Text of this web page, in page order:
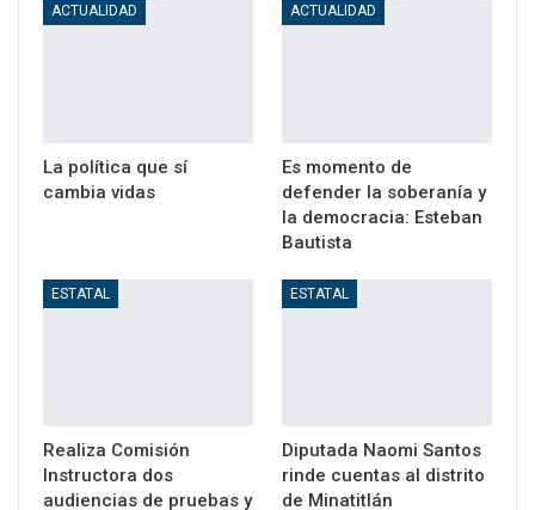
ACTUALIDAD
La política que sí
cambia vidas
ACTUALIDAD
Es momento de
defender la soberanía y
la democracia: Esteban
Bautista
ESTATAL
Realiza Comisión
Instructora dos
audiencias de pruebas y
ESTATAL
Diputada Naomi Santos
rinde cuentas al distrito
de Minatitlán